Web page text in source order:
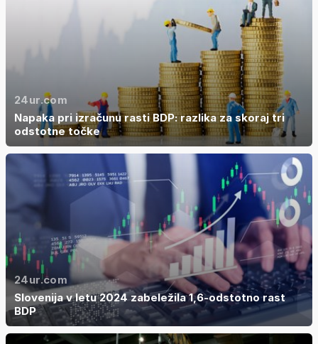
24ur.com
Napaka pri izračunu rasti BDP: razlika za skoraj tri
odstotne točke
24ur.com
Slovenija v letu 2024 zabeležila 1,6-odstotno rast
BDP